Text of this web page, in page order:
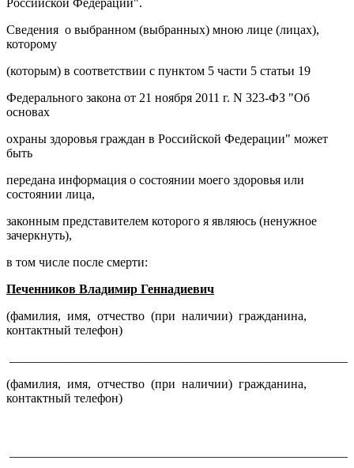
Российской Федерации".
Сведения о выбранном (выбранных) мною лице (лицах),
которому
(которым) в соответствии с пунктом 5 части 5 статьи 19
Федерального закона от 21 ноября 2011 г. N 323-ФЗ "Об
основах
охраны здоровья граждан в Российской Федерации" может
быть
передана информация о состоянии моего здоровья или
состоянии лица,
законным представителем которого я являюсь (ненужное
зачеркнуть),
в том числе после смерти:
Печенников Владимир Геннадиевич
(фамилия, имя, отчество (при наличии) гражданина,
контактный телефон)
(фамилия, имя, отчество (при наличии) гражданина,
контактный телефон)